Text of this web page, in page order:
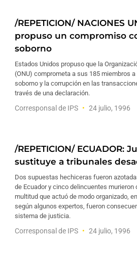
/REPETICION/ NACIONES
propuso un compromiso
soborno
Estados Unidos propuso que la
(ONU) comprometa a sus 185 miembros
soborno y la corrupción en las
través de una declaración.
Corresponsal de IPS 24 julio, 1996
/REPETICION/ ECUADOR:
sustituye a tribunales
Dos supuestas hechiceras fueron
de Ecuador y cinco delincuentes murieron
multitud que actuó de modo organizado,
según algunos expertos, fueron
sistema de justicia.
Corresponsal de IPS 24 julio, 1996